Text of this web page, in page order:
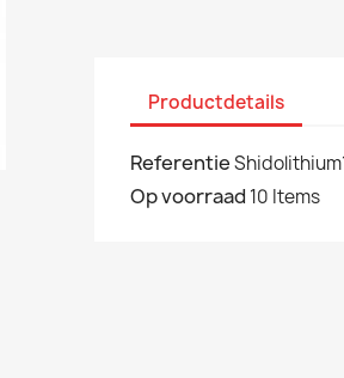
Productdetails
Referentie
Op voorraad 10 Items